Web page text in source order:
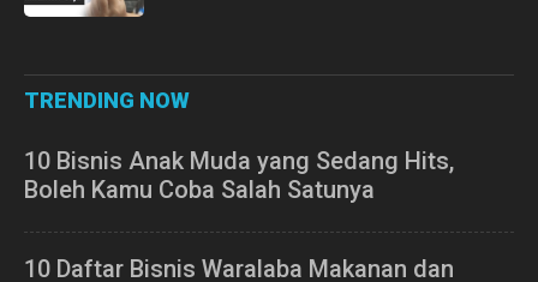
TRENDING NOW
10 Bisnis Anak Muda yang Sedang Hits,
Boleh Kamu Coba Salah Satunya
10 Daftar Bisnis Waralaba Makanan dan